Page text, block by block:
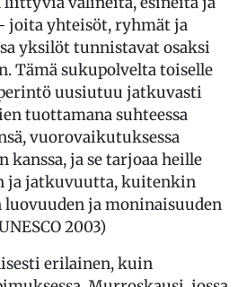
yhteisöt, ryhmät ja
yksilöt tunnistavat osaksi
Tämä sukupolvelta toiselle
uusiutuu jatkuvasti
tuottamana suhteessa
vuorovaikutuksessa
ja se tarjoaa heille
ja jatkuvuutta, kuitenkin
ja moninaisuuden
2003)
erilainen, kuin